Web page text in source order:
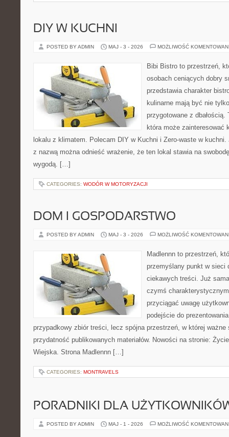
DIY W KUCHNI
POSTED BY ADMIN MAJ - 3 - 2026 MOŻLIWOŚĆ
Bibi Bistro to przestrzeń,
osobach ceniących dobry
przedstawia charakter
kulinarne mają być nie
przygotowane z
która może zainteresować
lokalu z klimatem. Polecam DIY w Kuchni i Zero-waste w
z nazwą można odnieść wrażenie, że ten lokal stawia na
wygodą. […]
CATEGORIES: WODÓR W MOTORYZACJI
DOM I GOSPODARSTWO
POSTED BY ADMIN MAJ - 3 - 2026 MOŻLIWOŚĆ
Madlennn to przestrzeń,
przemyślany punkt w sieci
ciekawych treści. Już
czymś
przyciągać uwagę
podejście do
przypadkowy zbiór treści, lecz spójna przestrzeń, w której
przydatność publikowanych materiałów. Nowości na stronie:
Wiejska. Strona Madlennn […]
CATEGORIES: MONTRAVELS
PORADNIKI DLA
POSTED BY ADMIN MAJ - 1 - 2026 MOŻLIWOŚĆ